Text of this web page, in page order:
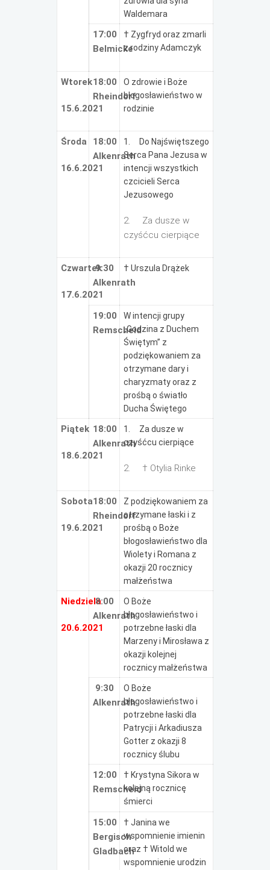
Waldemara
17:00
Belmicke
† Zygfryd oraz zmarli
z rodziny Adamczyk
Wtorek
15.6.2021
18:00
Rheindorf
O zdrowie i Boże
błogosławieństwo w
rodzinie
Środa
16.6.2021
18:00
Alkenrath
1. Do Najświętszego
Serca Pana Jezusa w
intencji wszystkich
czcicieli Serca
Jezusowego
2. Za dusze w
czyśćcu cierpiące
Czwartek
17.6.2021
9:30
Alkenrath
† Urszula Drążek
19:00
Remscheid
W intencji grupy
„Godzina z Duchem
Świętym” z
podziękowaniem za
otrzymane dary i
charyzmaty oraz z
prośbą o światło
Ducha Świętego
Piątek
18.6.2021
18:00
Alkenrath
1. Za dusze w
czyśćcu cierpiące
2. † Otylia Rinke
Sobota
19.6.2021
18:00
Rheindorf
Z podziękowaniem za
otrzymane łaski i z
prośbą o Boże
błogosławieństwo dla
Wiolety i Romana z
okazji 20 rocznicy
małżeństwa
Niedziela
20.6.2021
8:00
Alkenrath
O Boże
błogosławieństwo i
potrzebne łaski dla
Marzeny i Mirosława z
okazji kolejnej
rocznicy małżeństwa
9:30
Alkenrath
O Boże
błogosławieństwo i
potrzebne łaski dla
Patrycji i Arkadiusza
Gotter z okazji 8
rocznicy ślubu
12:00
Remscheid
† Krystyna Sikora w
kolejną rocznicę
śmierci
15:00
Bergisch
Gladbach
† Janina we
wspomnienie imienin
oraz † Witold we
wspomnienie urodzin